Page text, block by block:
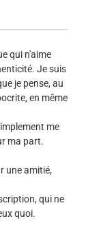
qui n'aime
Je suis
je pense, au
en même
me
ma part.
une amitié,
qui ne
quoi.